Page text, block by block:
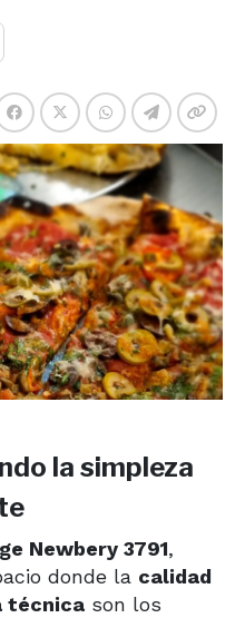
la simpleza
Newbery 3791,
donde la calidad
técnica son los